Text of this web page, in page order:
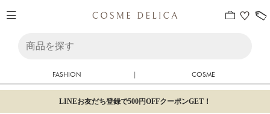
FASHION | COSME
LINEお友だち登録で500円OFFクーポンGET！